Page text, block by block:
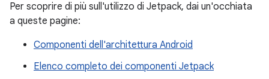
Per scoprire di più sull'utilizzo di Jetpack, dai un'occhiata
a queste pagine:
Componenti dell'architettura Android
Elenco completo dei componenti Jetpack